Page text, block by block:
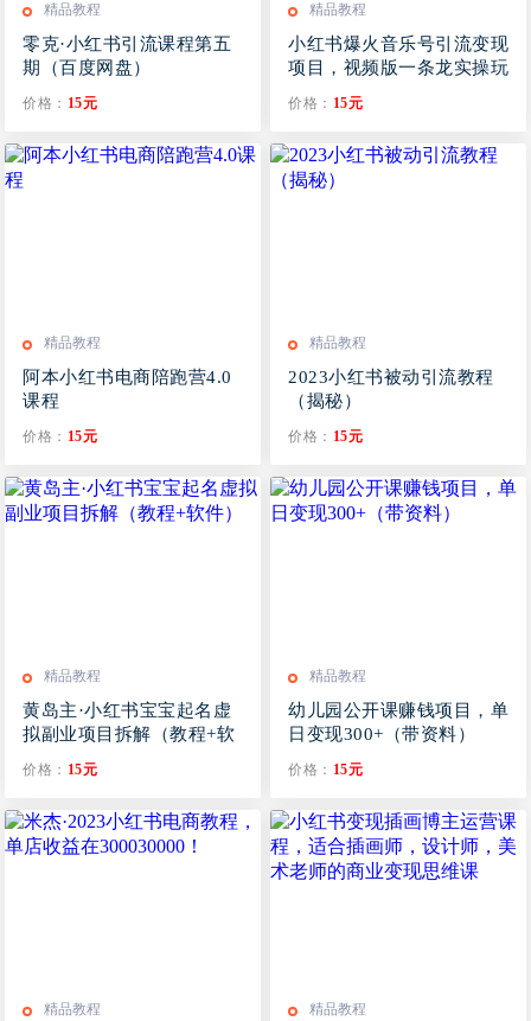
精品教程
零克·小红书引流课程第五
期（百度网盘）
价格： 15元
精品教程
小红书爆火音乐号引流变现
项目，视频版一条龙实操玩
价格： 15元
精品教程
阿本小红书电商陪跑营4.0
课程
价格： 15元
精品教程
2023小红书被动引流教程
（揭秘）
价格： 15元
精品教程
黄岛主·小红书宝宝起名虚
拟副业项目拆解（教程+软
价格： 15元
精品教程
幼儿园公开课赚钱项目，单
日变现300+（带资料）
价格： 15元
精品教程 精品教程